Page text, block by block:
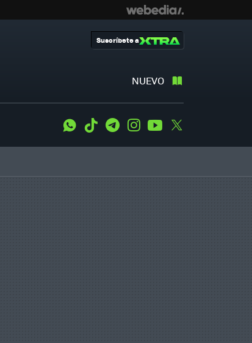
NUEVO
Suscríbete a
WhatsApp
Tiktok TelegramInstagramYoutube